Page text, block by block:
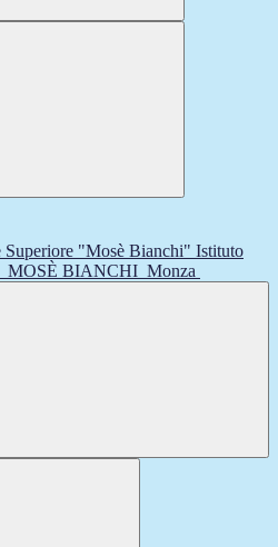
Istituto
MOSÈ BIANCHI Monza